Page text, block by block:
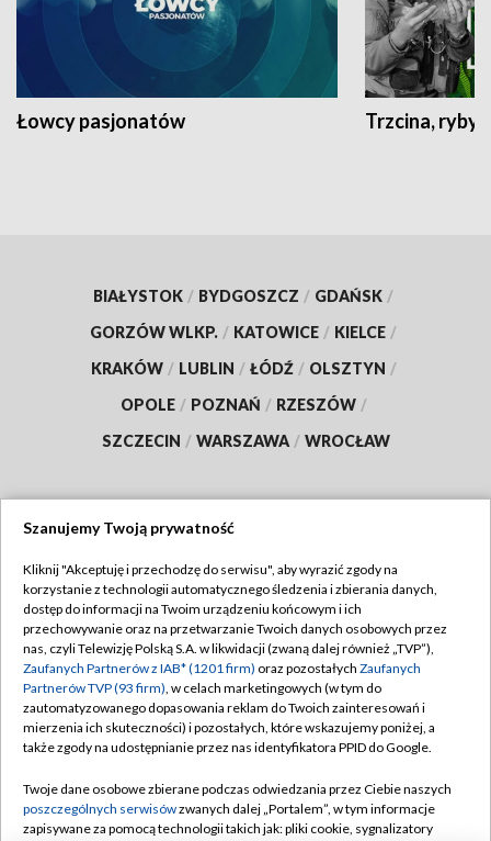
Łowcy pasjonatów Trzcina, ryby
BIAŁYSTOK / BYDGOSZCZ / GDAŃSK /
GORZÓW WLKP. / KATOWICE / KIELCE /
KRAKÓW / LUBLIN / ŁÓDŹ / OLSZTYN /
OPOLE / POZNAŃ / RZESZÓW /
SZCZECIN / WARSZAWA / WROCŁAW
TVP
Abonament TVP
Emisja w TVP
Centrum informacji TVP
Naziemna Telewizja Cyfrowa
Rada Programowa
Regulamin TVP
Polityka prywatności
Moje zgody
Pomoc
Kontakt
Szanujemy Twoją prywatność
Kliknij "Akceptuję i przechodzę do serwisu", aby wyrazić zgody na
korzystanie z technologii automatycznego śledzenia i zbierania danych,
dostęp do informacji na Twoim urządzeniu końcowym i ich
przechowywanie oraz na przetwarzanie Twoich danych osobowych przez
nas, czyli Telewizję Polską S.A. w likwidacji (zwaną dalej również „TVP”),
Zaufanych Partnerów z IAB* (1201 firm) oraz pozostałych Zaufanych
Partnerów TVP (93 firm), w celach marketingowych (w tym do
zautomatyzowanego dopasowania reklam do Twoich zainteresowań i
mierzenia ich skuteczności) i pozostałych, które wskazujemy poniżej, a
także zgody na udostępnianie przez nas identyfikatora PPID do Google.
Twoje dane osobowe zbierane podczas odwiedzania przez Ciebie naszych
poszczególnych serwisówzwanych dalej „Portalem”, w tym informacje
zapisywane za pomocą technologii takich jak: pliki cookie, sygnalizatory